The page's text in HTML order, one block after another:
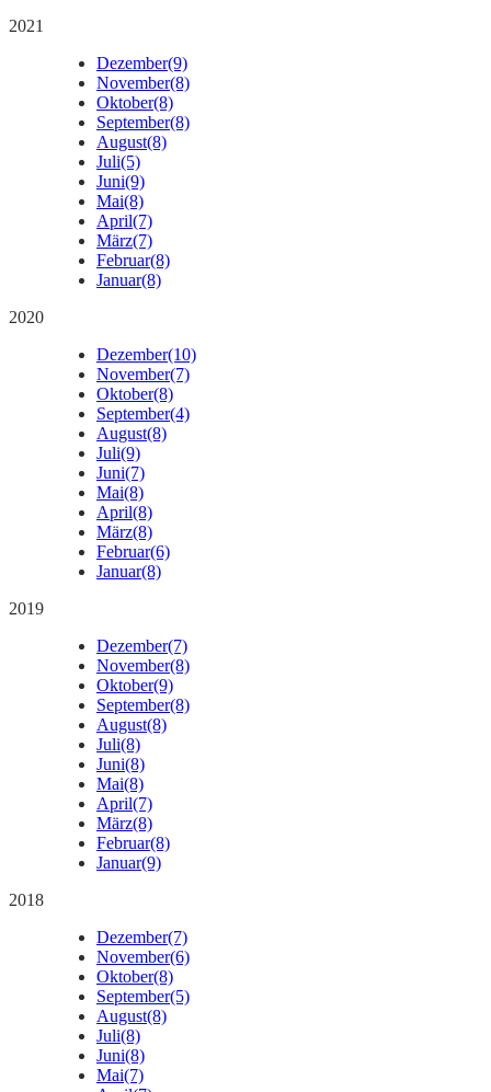
2021
Dezember(9)
November(8)
Oktober(8)
September(8)
August(8)
Juli(5)
Juni(9)
Mai(8)
April(7)
März(7)
Februar(8)
Januar(8)
2020
Dezember(10)
November(7)
Oktober(8)
September(4)
August(8)
Juli(9)
Juni(7)
Mai(8)
April(8)
März(8)
Februar(6)
Januar(8)
2019
Dezember(7)
November(8)
Oktober(9)
September(8)
August(8)
Juli(8)
Juni(8)
Mai(8)
April(7)
März(8)
Februar(8)
Januar(9)
2018
Dezember(7)
November(6)
Oktober(8)
September(5)
August(8)
Juli(8)
Juni(8)
Mai(7)